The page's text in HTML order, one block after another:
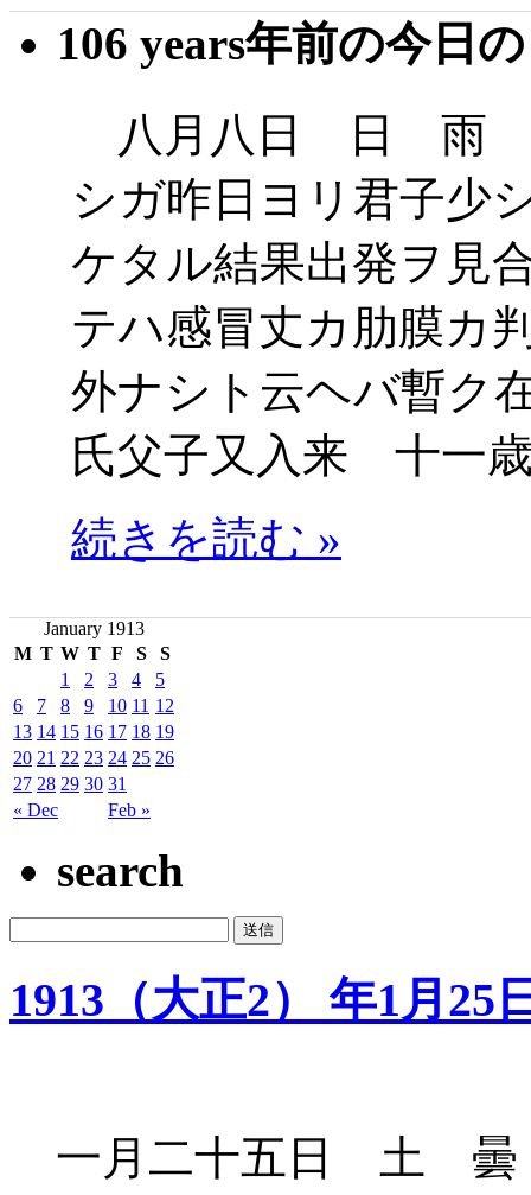
106 years年前の今日
八月八日 日 雨 本
シガ昨日ヨリ君子少
ケタル結果出発ヲ見
テハ感冒丈カ肋膜カ
外ナシト云ヘバ暫ク
氏父子又入来 十一
続きを読む »
January 1913
M T W T F S S
« Dec Feb »
1 2 3 4
5
6
7 8 9 10 11 12
13 14 15 16 17 18 19
20 21 22 23 24 25 26
27 28 29 30 31
search
1913（大正2） 年1月25
一月二十五日 土 曇